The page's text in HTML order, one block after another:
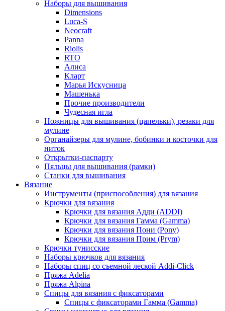
Наборы для вышивания
Dimensions
Luca-S
Neocraft
Panna
Riolis
RTO
Алиса
Кларт
Марья Искусница
Машенька
Прочие производители
Чудесная игла
Ножницы для вышивания (цапельки), резаки для
мулине
Органайзеры для мулине, бобинки и косточки для
ниток
Открытки-паспарту
Пяльцы для вышивания (рамки)
Станки для вышивания
Вязание
Инструменты (приспособления) для вязания
Крючки для вязания
Крючки для вязания Адди (ADDI)
Крючки для вязания Гамма (Gamma)
Крючки для вязания Пони (Pony)
Крючки для вязания Прим (Prym)
Крючки тунисские
Наборы крючков для вязания
Наборы спиц со съемной леской Addi-Click
Пряжа Adelia
Пряжа Alpina
Спицы для вязания с фиксаторами
Спицы с фиксаторами Гамма (Gamma)